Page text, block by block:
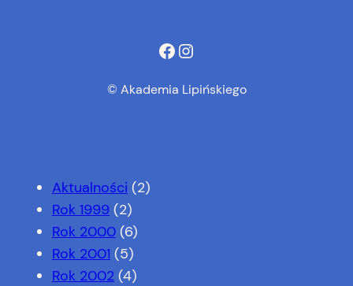
Facebook
Instagram
© Akademia Lipińskiego
Aktualności (2)
Rok 1999(2)
Rok 2000(6)
Rok 2001 (5)
Rok 2002(4)